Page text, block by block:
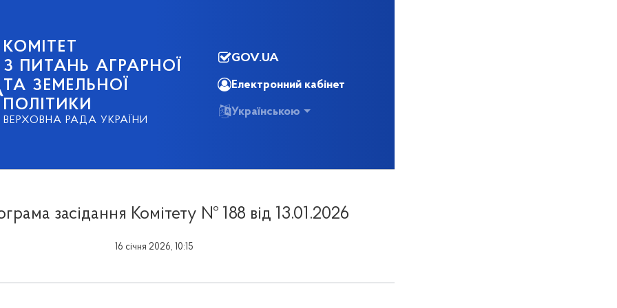
КОМІТЕТ
З ПИТАНЬ АГРАРНОЇ
ТА ЗЕМЕЛЬНОЇ
ПОЛІТИКИ
ВЕРХОВНА РАДА УКРАЇНИ
GOV.UA
Електронний кабінет
Українською
засідання Комітету № 188 від 13.01.2026
16 січня 2026, 10:15